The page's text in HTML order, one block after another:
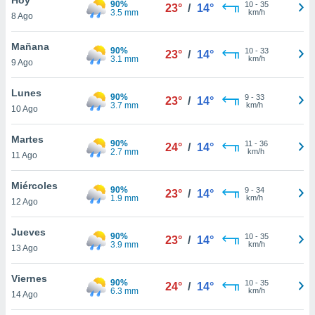
en
más
nuestra
de
cookies
aceptar
8 Ago
90%
3.5 mm
23° / 14° 10- 35
km/h
Mañana
9 Ago
90%
3.1 mm
23° / 14° 10- 33
km/h
Lunes
10 Ago
90%
3.7 mm
23° / 14° 9- 33
km/h
Martes
11 Ago
90%
2.7 mm
24° / 14° 11 - 36
km/h
Miércoles
12 Ago
90%
1.9 mm
23° / 14° 9- 34
km/h
Jueves
13 Ago
90%
3.9 mm
23° / 14° 10- 35
km/h
Viernes
14 Ago
90%
6.3 mm
24° / 14° 10- 35
km/h